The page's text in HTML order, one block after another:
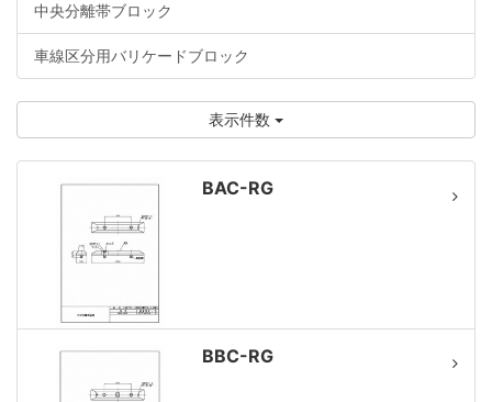
中央分離帯ブロック
車線区分用バリケードブロック
表示件数
BAC-RG
BBC-RG